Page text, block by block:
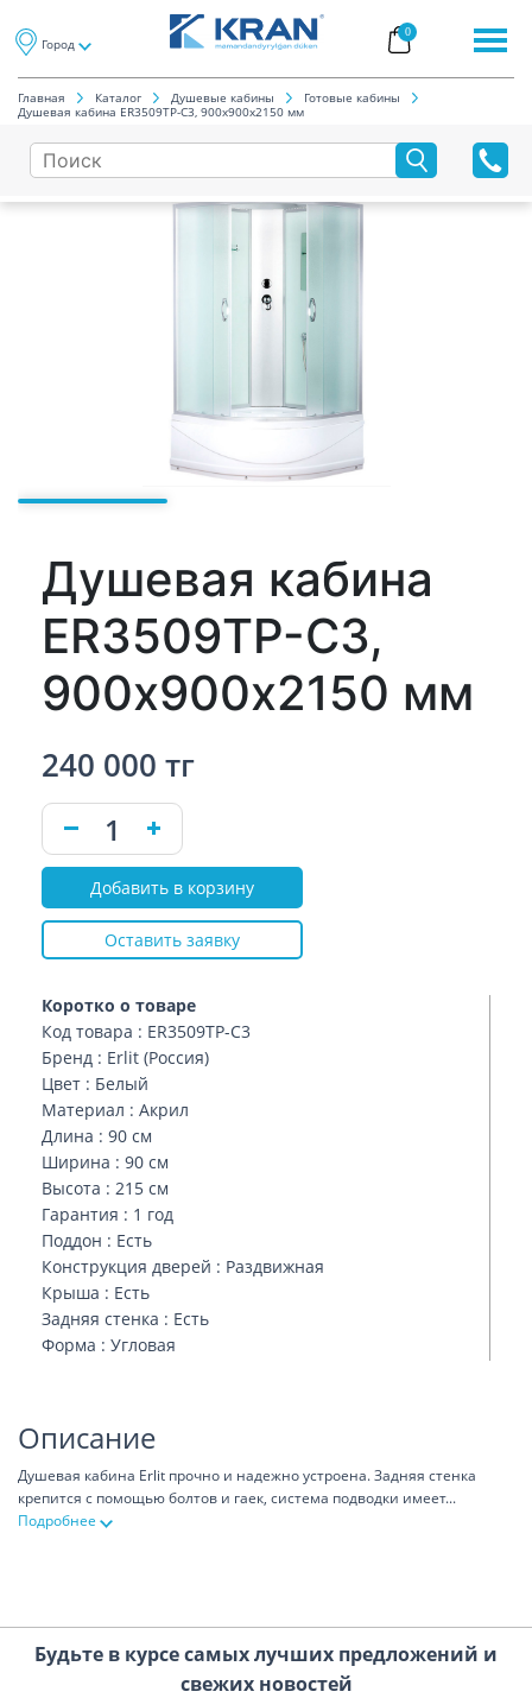
Город
0
Главная Каталог Душевые кабины
Готовые кабины
Душевая кабина ER3509TP-C3, 900х900х2150 мм
Душевая кабина
ER3509TP-C3,
900х900х2150 мм
Коротко о товаре
Код товара : ER3509TP-C3
Бренд : Erlit (Россия)
Цвет : Белый
Материал : Акрил
Длина : 90 см
Ширина : 90 см
Высота : 215 см
Гарантия : 1 год
Поддон : Есть
Конструкция дверей : Раздвижная
Крыша : Есть
Задняя стенка : Есть
Форма : Угловая
240 000 тг
Добавить в корзину
Оставить заявку
Описание
Душевая кабина Erlit прочно и надежно устроена. Задняя стенка
крепится с помощью болтов и гаек, система подводки имеет...
Подробнее
Будьте в курсе самых лучших предложений и
свежих новостей